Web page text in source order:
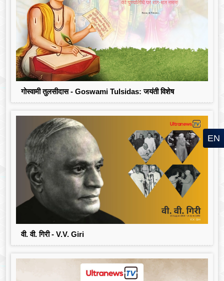
गोस्वामी तुलसीदास - Goswami Tulsidas: जयंती विशेष
वी. वी. गिरी - V.V. Giri
EN